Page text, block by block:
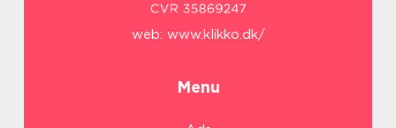
web: www.klikko.dk/
Menu